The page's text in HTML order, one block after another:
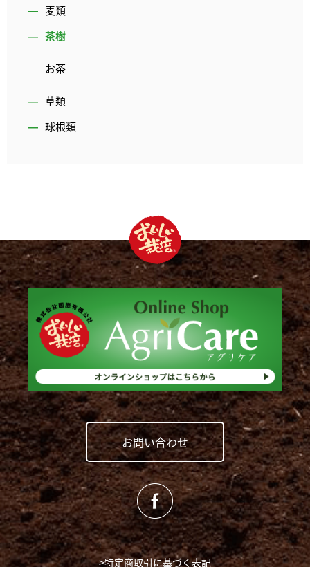
麦類
茶樹
お茶
草類
球根類
お問い合わせ
>特定商取引に基づく表記